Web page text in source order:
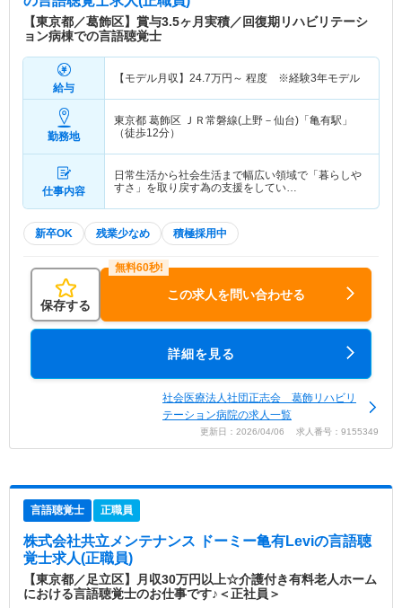
【東京都／葛飾区】賞与3.5ヶ月実積／回復期リハビリテーシ
ョン病棟での言語聴覚士
給与
【モデル月収】 24.7万円～ 程度 ※経験3年モデル
勤務地
東京都 葛飾区 ＪＲ常磐線(上野－仙台)「亀有駅」
（徒歩12分）
仕事内容
日常生活から社会生活まで幅広い領域で「暮らしや
すさ」を取り戻す為の支援をしてい…
新卒OK 残業少なめ 積極採用中
保存する
この求人を問い合わせる
詳細を見る
社会医療法人社団正志会 葛飾リハビリ
テーション病院の求人一覧
更新日：2026/04/06 求人番号：9155349
言語聴覚士 正職員
株式会社共立メンテナンス ドーミー亀有Leviの言語聴
覚士求人(正職員)
【東京都／足立区】月収30万円以上☆介護付き有料老人ホーム
における言語聴覚士のお仕事です♪＜正社員＞